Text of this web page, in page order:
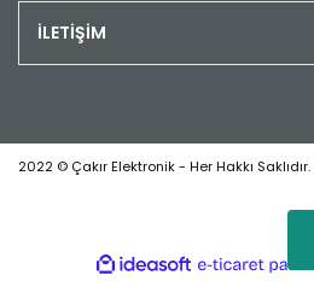
İLETİŞİM
2022 © Çakır Elektronik - Her Hakkı Saklıdır.
ideasoft